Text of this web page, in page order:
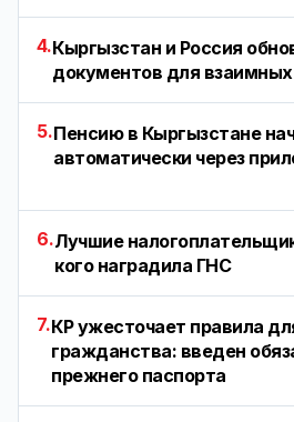
4.Кыргызстан и Россия
документов для
5.Пенсию в Кыргызстане
автоматически через
6.Лучшие
кого наградила ГНС
7.КР ужесточает правила
гражданства: введен
прежнего паспорта